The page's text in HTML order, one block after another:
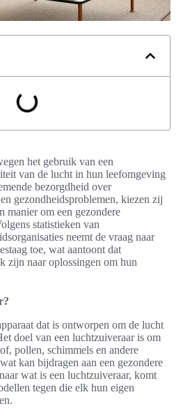
het gebruik van een
van de lucht in hun leefomgeving
bezorgdheid over
gezondheidsproblemen, kiezen zij
manier om een gezondere
statistieken van
neemt de vraag naar
toe, wat aantoont dat
zijn naar oplossingen om hun
dat is ontworpen om de lucht
doel van een luchtzuiveraar is om
pollen, schimmels en andere
kan bijdragen aan een gezondere
wat is een luchtzuiveraar, komt
tegen die elk hun eigen